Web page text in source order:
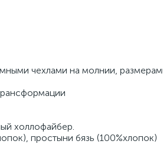
чехлами на молнии,
холлофайбер.
простыни бязь (100%хлопок)